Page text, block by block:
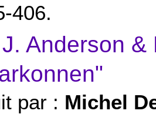
406.
Anderson &
par : Michel